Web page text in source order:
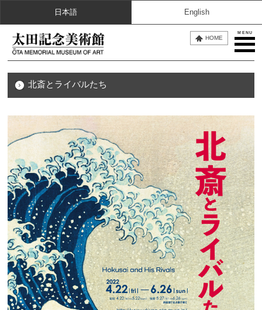
MENU
HOME
日本語 English
北斎とライバルたち